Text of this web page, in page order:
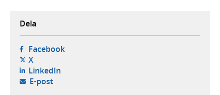
Dela
Facebook- öppnas i ny flik, extern webbplats,
X- öppnas i ny flik, extern webbplats,
LinkedIn- öppnas i ny flik, extern webbplats,
E-post- öppnar din e-postklient,